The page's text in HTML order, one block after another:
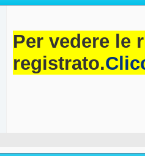
Per vedere le
registrato.